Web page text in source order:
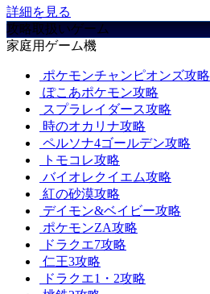
詳細を見る
攻略取扱いゲーム
家庭用ゲーム機
ポケモンチャンピオンズ攻略
ぽこあポケモン攻略
スプラレイダース攻略
時のオカリナ攻略
ペルソナ4ゴールデン攻略
トモコレ攻略
バイオレクイエム攻略
紅の砂漠攻略
デイモン&ベイビー攻略
ポケモンZA攻略
ドラクエ7攻略
仁王3攻略
ドラクエ1・2攻略